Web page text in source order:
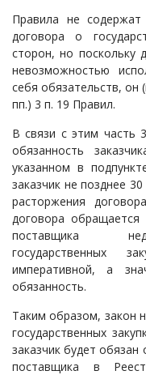
Правила не
договора о
сторон, но поскольку
невозможностью
себя обязательств, он
пп.) 3 п. 19 Правил.
В связи с этим часть
обязанность
указанном в
заказчик не позднее
расторжения
договора
поставщика
государственных
императивной, а
обязанность.
Таким образом, закон
государственных
заказчик будет обязан
поставщика в